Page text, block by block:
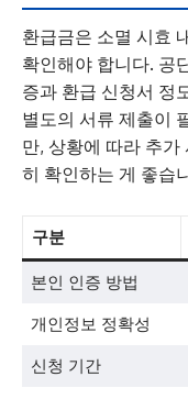
환급금은 소멸 시효
확인해야 합니다. 공
증과 환급 신청서 정
별도의 서류 제출이
만, 상황에 따라 추
히 확인하는 게 좋습
구분
본인 인증 방법
개인정보 정확성
신청 기간